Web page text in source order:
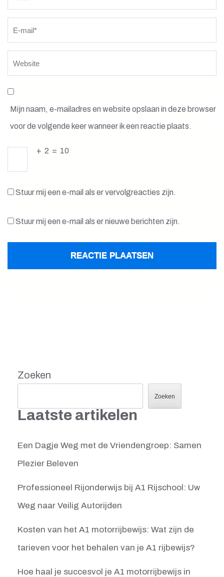
Mijn naam, e-mailadres en website opslaan in deze browser
voor de volgende keer wanneer ik een reactie plaats.
+ 2 = 10
Stuur mij een e-mail als er vervolgreacties zijn.
Stuur mij een e-mail als er nieuwe berichten zijn.
Zoeken
Zoeken
Laatste artikelen
Een Dagje Weg met de Vriendengroep: Samen
Plezier Beleven
Professioneel Rijonderwijs bij A1 Rijschool: Uw
Weg naar Veilig Autorijden
Kosten van het A1 motorrijbewijs: Wat zijn de
tarieven voor het behalen van je A1 rijbewijs?
Hoe haal je succesvol je A1 motorrijbewijs in